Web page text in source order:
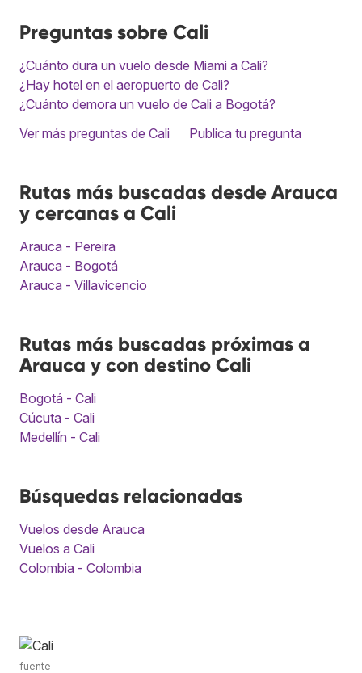
Preguntas sobre Cali
¿Cuánto dura un vuelo desde Miami a Cali?
¿Hay hotel en el aeropuerto de Cali?
¿Cuánto demora un vuelo de Cali a Bogotá?
Ver más preguntas de Cali
Publica tu pregunta
Rutas más buscadas desde Arauca
y cercanas a Cali
Arauca - Pereira
Arauca - Bogotá
Arauca - Villavicencio
Rutas más buscadas próximas a
Arauca y con destino Cali
Bogotá - Cali
Cúcuta - Cali
Medellín - Cali
Búsquedas relacionadas
Vuelos desde Arauca
Vuelos a Cali
Colombia - Colombia
fuente